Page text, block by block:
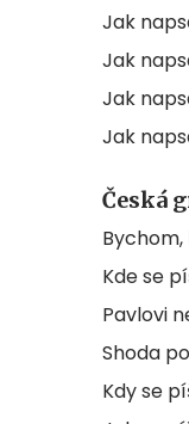
Jak
Jak
Jak
Jak
Česká
Kde se
Pavlovi
Shoda
Kdy se